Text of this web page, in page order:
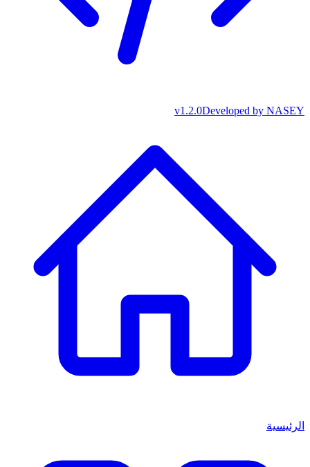
Developed by NASEY
v1.2.0
الرئيسية